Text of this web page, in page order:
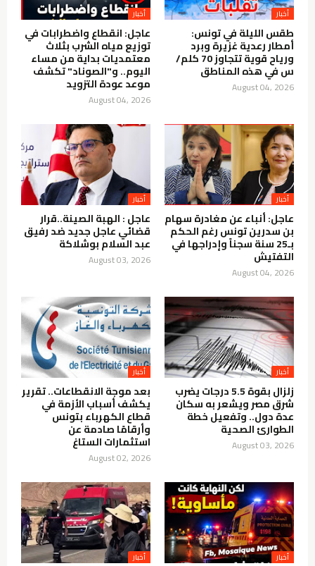
أخبار
طقس الليلة في تونس:
أمطار رعدية غزيرة وبرد
ورياح قوية تتجاوز 70 كلم/
س في هذه المناطق
August 04, 2026
أخبار
عاجل: انقطاع واضطرابات في
توزيع مياه الشرب بثلاث
معتمديات بداية من مساء
اليوم.. و"الصوناد" تكشف
موعد عودة التزويد
August 04, 2026
أخبار
عاجل: أنباء عن مغادرة سهام
بن سدرين تونس رغم الحكم
بـ25 سنة سجناً وإدراجها في
التفتيش
August 04, 2026
أخبار
عاجل : الهبة الصينة..قرار
قضائي عاجل جديد ضد رفيق
عبد السلام بوشلاكة
August 03, 2026
أخبار
زلزال بقوة 5.5 درجات يضرب
شرق مصر ويشعر به سكان
عدة دول.. وتفعيل خطة
الطوارئ الصحية
August 03, 2026
أخبار
بعد موجة الانقطاعات.. تقرير
يكشف أسباب الأزمة في
قطاع الكهرباء بتونس
وأرقامًا صادمة عن
استثمارات الستاغ
August 02, 2026
أخبار أخبار